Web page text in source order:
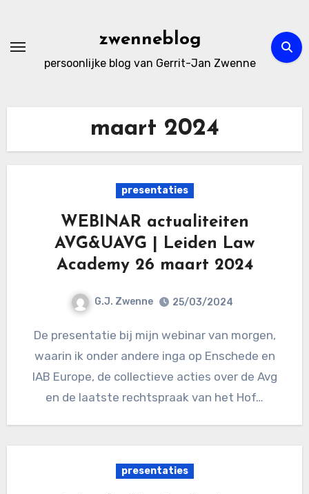
de
zwenneblog
persoonlijke blog van Gerrit-Jan Zwenne
maart 2024
presentaties
WEBINAR actualiteiten
AVG&UAVG | Leiden Law
Academy 26 maart 2024
G.J. Zwenne 25/03/2024
De presentatie bij mijn webinar van morgen,
waarin ik onder andere inga op Enschede en
IAB Europe, de collectieve acties over de Avg
en de laatste rechtspraak van het Hof…
presentaties